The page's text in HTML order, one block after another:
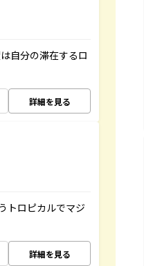
自分の滞在するロ
詳細を見る
トロピカルでマジ
詳細を見る